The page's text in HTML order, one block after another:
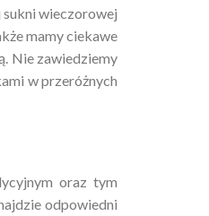
wieczorowej
mamy ciekawe
Nie zawiedziemy
w przeróżnych
oraz tym
odpowiedni